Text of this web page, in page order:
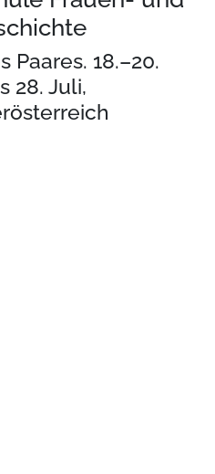
Paares. 18.–20.
28. Juli,